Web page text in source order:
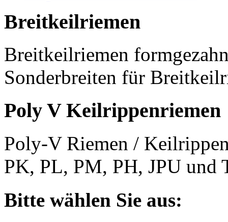
Breitkeilriemen
Breitkeilriemen
Sonderbreiten für
Poly V Keilrippenriemen
Poly-V Riemen /
PK, PL, PM, PH, JPU und
Bitte wählen Sie aus: